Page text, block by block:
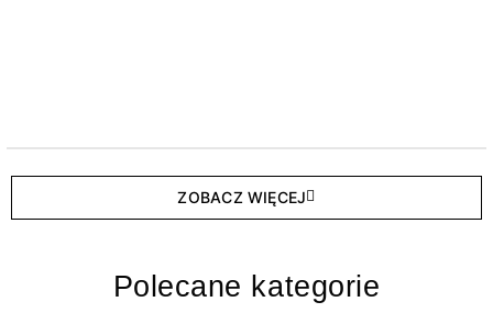
ZOBACZ WIĘCEJ
Polecane kategorie